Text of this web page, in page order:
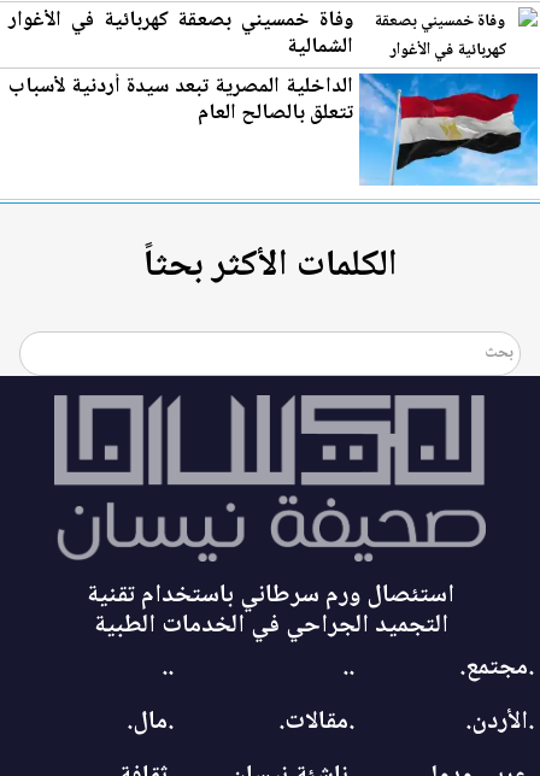
وفاة خمسيني بصعقة كهربائية في الأغوار
الشمالية
الداخلية المصرية تبعد سيدة أردنية لأسباب
تتعلق بالصالح العام
الكلمات الأكثر بحثاً
استئصال ورم سرطاني باستخدام تقنية
التجميد الجراحي في الخدمات الطبية
.مجتمع.
..
..
.الأردن.
.مقالات.
.مال.